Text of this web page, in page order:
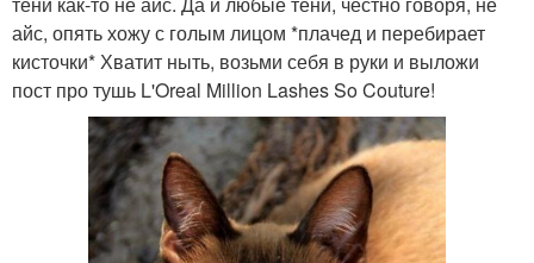
айс, опять хожу с голым лицом *плачед и перебирает
кисточки* Хватит ныть, возьми себя в руки и выложи
пост про тушь L'Oreal Million Lashes So Couture!